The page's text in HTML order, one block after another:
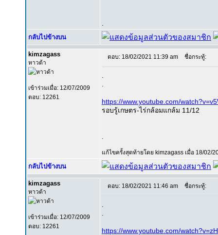
กลับไปข้างบน
kimzagass
หาวด้า
เข้าร่วมเมื่อ: 12/07/2009
ตอบ: 12261
ตอบ: 18/02/2021 11:39 am ชื่อกระทู้:
https://www.youtube.com/
รอบรู้เกษตร-ไร่กล้อมแกล้ม 11/12
แก้ไขครั้งสุดท้ายโดย kimzagass เมื่อ 18/02/
กลับไปข้างบน
kimzagass
หาวด้า
เข้าร่วมเมื่อ: 12/07/2009
ตอบ: 12261
ตอบ: 18/02/2021 11:46 am ชื่อกระทู้:
https://www.youtube.com/